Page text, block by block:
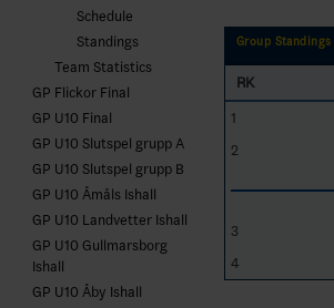
Schedule
Standings
Team Statistics
GP Flickor Final
GP U10 Final
GP U10 Slutspel grupp A
GP U10 Slutspel grupp B
GP U10 Åmåls Ishall
GP U10 Landvetter Ishall
GP U10 Gullmarsborg
Ishall
GP U10 Åby Ishall
Group Standings
RK
1
2
3
4